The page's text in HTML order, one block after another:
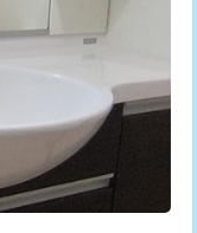
33,000円
44,000円
33,000円
11,000円
22,000円